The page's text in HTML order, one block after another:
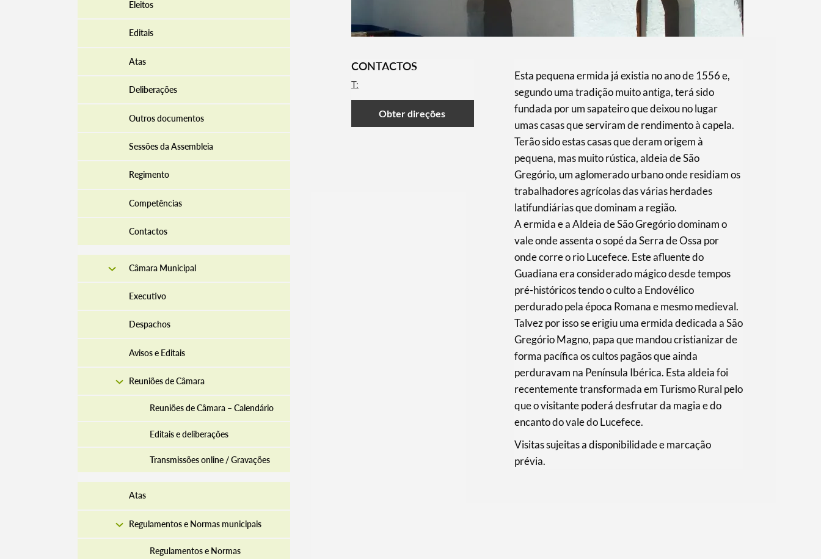
Eleitos
Editais
Atas
Deliberações
Outros documentos
Sessões da Assembleia
Regimento
Competências
Contactos
Câmara Municipal
Executivo
Despachos
Avisos e Editais
Reuniões de Câmara
Reuniões de Câmara – Calendário
Editais e deliberações
Transmissões online / Gravações
Atas
Regulamentos e Normas municipais
Regulamentos e Normas
CONTACTOS
T:
Obter direções
​Esta pequena ermida já existia no ano de 1556 e,
segundo uma tradição muito antiga, terá sido
fundada por um sapateiro que deixou no lugar
umas casas que serviram de rendimento à capela.
Terão sido estas casas que deram origem à
pequena, mas muito rústica, aldeia de São
Gregório, um aglomerado urbano onde residiam os
trabalhadores agrícolas das várias herdades
latifundiárias que dominam a região.
A ermida e a Aldeia de São Gregório dominam o
vale onde assenta o sopé da Serra de Ossa por
onde corre o rio Lucefece. Este afluente do
Guadiana era considerado mágico desde tempos
pré-históricos tendo o culto a Endovélico
perdurado pela época Romana e mesmo medieval.
Talvez por isso se erigiu uma ermida dedicada a São
Gregório Magno, papa que mandou cristianizar de
forma pacífica os cultos pagãos que ainda
perduravam na Península Ibérica. Esta aldeia foi
recentemente transformada em Turismo Rural pelo
que o visitante poderá desfrutar da magia e do
encanto do vale do Lucefece.
Visitas sujeitas a disponibilidade e marcação
prévia.